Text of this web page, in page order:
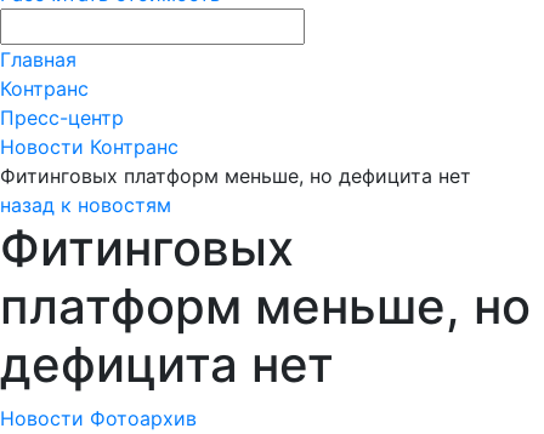
Главная
Контранс
Пресс-центр
Новости Контранс
Фитинговых платформ меньше, но дефицита нет
назад к новостям
Фитинговых
платформ меньше, но
дефицита нет
Новости Фотоархив